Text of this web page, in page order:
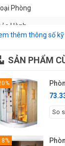
Loại Phòng
Hành
Năng
Phụ Kiện Đi Kèm
thêm thông số
SẢN PHẨM
So